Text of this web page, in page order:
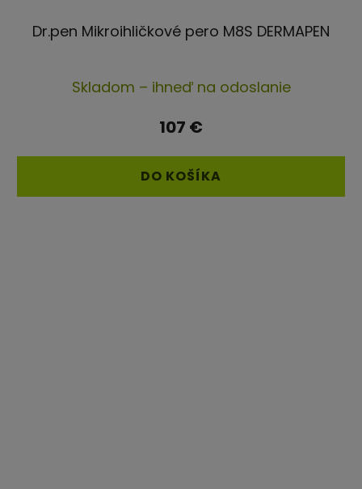
Dr.pen Mikroihličkové pero M8S DERMAPEN
hodnotenie
produktu
4,3
z
Skladom – ihneď na odoslanie
107 €
DO KOŠÍKA